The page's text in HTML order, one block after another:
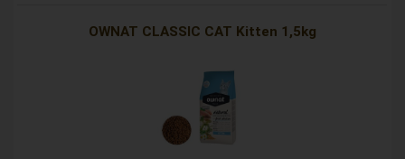
OWNAT CLASSIC CAT Kitten 1,5kg